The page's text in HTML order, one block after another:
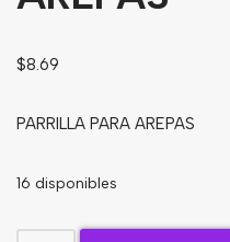
Tés
$8.69
PARRILLA PARA AREPAS
16 disponibles